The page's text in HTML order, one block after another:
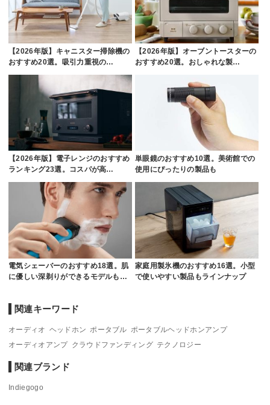
【2026年版】キャニスター掃除機の
おすすめ20選。吸引力重視の…
【2026年版】オーブントースターの
おすすめ20選。おしゃれな製…
【2026年版】電子レンジのおすすめ
ランキング23選。コスパが高…
単眼鏡のおすすめ10選。美術館での
使用にぴったりの製品も
電気シェーバーのおすすめ18選。肌
に優しい深剃りができるモデルも…
家庭用製氷機のおすすめ16選。小型
で使いやすい製品もラインナップ
関連キーワード
オーディオ ヘッドホン ポータブル ポータブルヘッドホンアンプ
オーディオアンプ クラウドファンディング テクノロジー
関連ブランド
Indiegogo